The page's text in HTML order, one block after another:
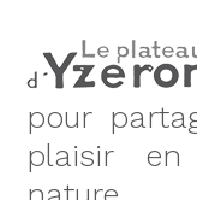
pour
plaisir